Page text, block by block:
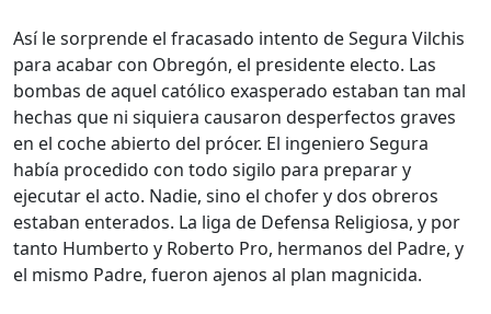
Así le sorprende el fracasado intento de Segura Vilchis
para acabar con Obregón, el presidente electo. Las
bombas de aquel católico exasperado estaban tan mal
hechas que ni siquiera causaron desperfectos graves
en el coche abierto del prócer. El ingeniero Segura
había procedido con todo sigilo para preparar y
ejecutar el acto. Nadie, sino el chofer y dos obreros
estaban enterados. La liga de Defensa Religiosa, y por
tanto Humberto y Roberto Pro, hermanos del Padre, y
el mismo Padre, fueron ajenos al plan magnicida.